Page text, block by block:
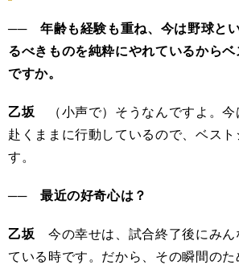
── 年齢も経験も重ね、今は野球と
るべきものを純粋にやれているから
ですか。
乙坂 （小声で）そうなんですよ。今
赴くままに行動しているので、ベス
す。
── 最近の好奇心は？
乙坂 今の幸せは、試合終了後にみん
ている時です。だから、その瞬間の